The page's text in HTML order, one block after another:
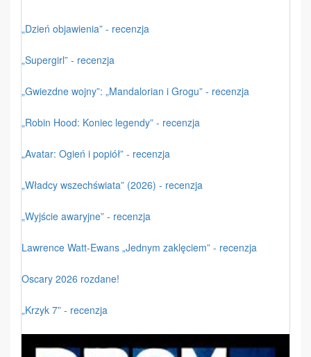
„Dzień objawienia” - recenzja
„Supergirl” - recenzja
„Gwiezdne wojny”: „Mandalorian i Grogu” - recenzja
„Robin Hood: Koniec legendy” - recenzja
„Avatar: Ogień i popiół” - recenzja
„Władcy wszechświata” (2026) - recenzja
„Wyjście awaryjne” - recenzja
Lawrence Watt-Ewans „Jednym zaklęciem” - recenzja
Oscary 2026 rozdane!
„Krzyk 7” - recenzja